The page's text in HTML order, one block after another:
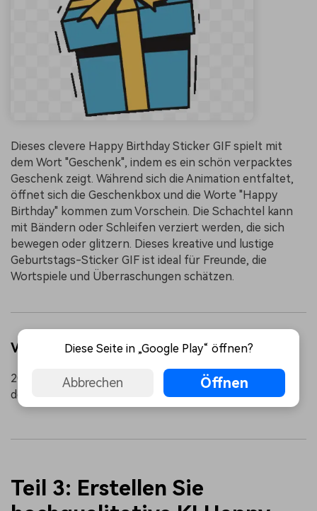
Dieses clevere Happy Birthday Sticker GIF spielt mit
dem Wort "Geschenk", indem es ein schön verpacktes
Geschenk zeigt. Während sich die Animation entfaltet,
öffnet sich die Geschenkbox und die Worte "Happy
Birthday" kommen zum Vorschein. Die Schachtel kann
mit Bändern oder Schleifen verziert werden, die sich
bewegen oder glitzern. Dieses kreative und lustige
Geburtstags-Sticker GIF ist ideal für Freunde, die
Wortspiele und Überraschungen schätzen.
Verwandte Themen
20 lustige Guten-Morgen-Sticker GIFs für den Start in
den Tag
Teil 3: Erstellen Sie
Diese Seite in „Google Play“ öffnen?
Abbrechen Öffnen